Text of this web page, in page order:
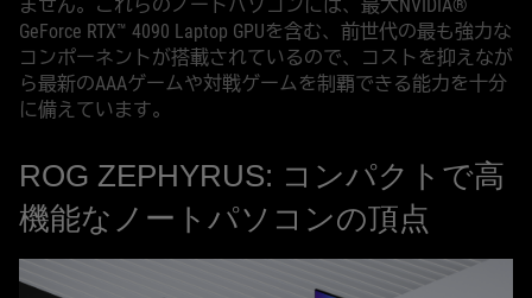
ません。これらのノートパソコンには、最大NVIDIA®
GeForce RTX™ 4090 Laptop GPUを含む、前世代の最も強力な
コンポーネントが搭載されているので、コストを抑えなが
ら最新のAAAゲームや対戦ゲームを制覇できる能力を十分
に備えています。
ROG ZEPHYRUS: コンパクトで高
機能なノートパソコンの頂点